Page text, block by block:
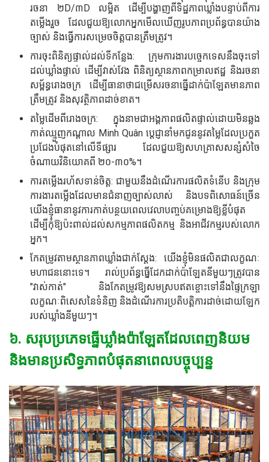
រចនា ២D/៣D លម្អិត ដើម្បីបង្ហាញពីទិដ្ឋភាពឃ្លាំងបន្ទាប់ពីការ
តម្លើងរួច ដែលជួយឱ្យលោកអ្នកមើលឃើញរូបភាពប្រព័ន្ធបានយ៉ាង
ច្បាស់ និងធ្វើការសម្រេចចិត្តបានត្រឹមត្រូវ។
ការចុះពិនិត្យផ្ទាល់ដល់ទីកន្លែង: ក្រុមការងារបច្ចេកទេសនឹងចុះទៅ
ដល់ឃ្លាំងផ្ទាល់ ដើម្បីវាស់វែង ពិនិត្យស្ថានភាពកម្រាលឥដ្ឋ និងរចនា
សម្ព័ន្ធរោងចក្រ ដើម្បីធានាថាជម្រើសរចនាធ្នើដាក់ប៉ាឡែតមានភាព
ត្រឹមត្រូវ និងសុវត្ថិភាពដាច់ខាត។
តម្លៃដើមពីរោងចក្រ: ក្នុងនាមជាអង្គភាពផលិតផ្ទាល់ដោយមិនឆ្លង
កាត់ឈ្មួញកណ្តាល Minh Quân ប្តេជ្ញានាំមកជូននូវតម្លៃដែលប្រកួត
ប្រជែងបំផុតនៅលើទីផ្សារ ដែលជួយឱ្យសហគ្រាសសន្សំសំចៃ
ចំណាយវិនិយោគពី ២០-៣០%។
ការតម្លើងរហ័សទាន់ចិត្ត: ជាមួយនឹងដំណើរការផលិតទំនើប និងក្រុម
ការងារតម្លើងដែលមានជំនាញច្បាស់លាស់ និងបទពិសោធន៍ច្រើន
យើងខ្ញុំធានានូវការកាត់បន្ថយពេលវេលាបញ្ចប់គម្រោងឱ្យខ្លីបំផុត
ដើម្បីកុំឱ្យប៉ះពាល់ដល់សកម្មភាពផលិតកម្ម និងអាជីវកម្មរបស់លោក
អ្នក។
កែតម្រូវតាមស្ថានភាពឃ្លាំងជាក់ស្តែង: យើងខ្ញុំមិនផលិតជាលក្ខណៈ
មហាជននោះទេ។ រាល់ប្រព័ន្ធធ្នើដែកដាក់ប៉ាឡែតនីមួយៗត្រូវបាន
"វាស់កាត់" និងកែតម្រូវឱ្យសមស្របឥតខ្ចោះទៅនឹងផ្ទៃក្រឡា
លក្ខណៈពិសេសនៃទំនិញ និងដំណើរការប្រតិបត្តិការដាច់ដោយឡែក
របស់ឃ្លាំងនីមួយៗ។
៦. សរុបប្រភេទធ្នើឃ្លាំងប៉ាឡែតដែលពេញនិយម
និងមានប្រសិទ្ធភាពបំផុតនាពេលបច្ចុប្បន្ន